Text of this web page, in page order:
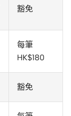
豁免
每筆
HK$180
豁免